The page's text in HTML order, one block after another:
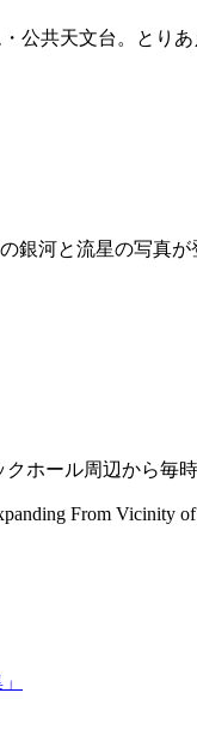
公共天文台。とりあ
銀河と流星の写真が
ホール周辺から毎
From Vicinity